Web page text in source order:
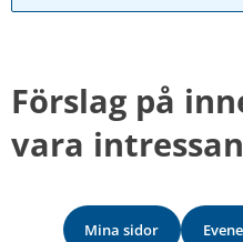
Förslag på
vara
Mina sidor